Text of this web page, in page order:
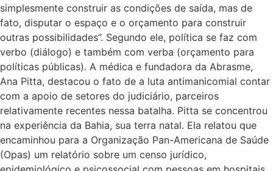
simplesmente construir as condições de saída, mas de
fato, disputar o espaço e o orçamento para construir
outras possibilidades”. Segundo ele, política se faz com
verbo (diálogo) e também com verba (orçamento para
políticas públicas). A médica e fundadora da Abrasme,
Ana Pitta, destacou o fato de a luta antimanicomial contar
com a apoio de setores do judiciário, parceiros
relativamente recentes nessa batalha. Pitta se concentrou
na experiência da Bahia, sua terra natal. Ela relatou que
encaminhou para a Organização Pan-Americana de Saúde
(Opas) um relatório sobre um censo jurídico,